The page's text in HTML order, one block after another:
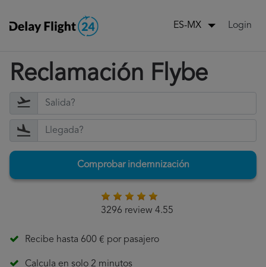
ES-MX Login
Reclamación Flybe
Comprobar indemnización
3296 review 4.55
Recibe hasta 600 € por pasajero
Calcula en solo 2 minutos